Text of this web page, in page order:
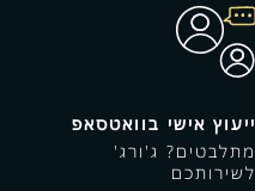
ייעוץ אישי בוואטסאפ
מתלבטים? ג'ורג'
לשירותכם